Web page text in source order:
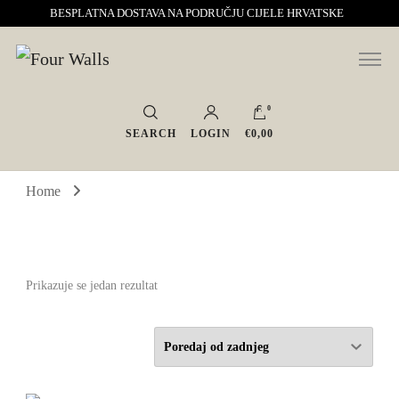
BESPLATNA DOSTAVA NA PODRUČJU CIJELE HRVATSKE
Four Walls
Sve za interijer po Vašoj mjeri. Salon namještaja, dekoracije i rasvjete.
Interijeri s karakterom
SEARCH LOGIN
0
€0,00
Home
Prikazuje se jedan rezultat